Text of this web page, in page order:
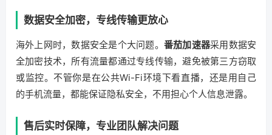
数据安全加密，专线传输更放心
海外上网时，数据安全是个大问题。 番茄加速器采用数据安
全加密技术，所有流量都通过专线传输，避免被第三方窃取
或监控。不管你是在公共Wi-Fi环境下看直播，还是用自己
的手机流量，都能保证隐私安全，不用担心个人信息泄露。
售后实时保障，专业团队解决问题